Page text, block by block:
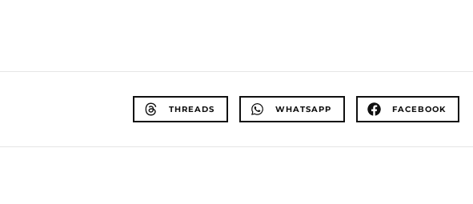
THREADS WHATSAPP FACEBOOK